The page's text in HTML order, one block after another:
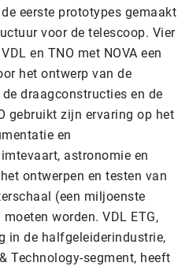
eerste prototypes gemaakt
voor de telescoop. Vier
en TNO met NOVA een
het ontwerp van de
draagconstructies en de
gebruikt zijn ervaring op het
en
astronomie en
ontwerpen en testen van
(een miljoenste
worden. VDL ETG,
in de halfgeleiderindustrie,
Technology-segment, heeft